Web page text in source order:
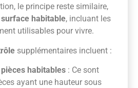
le principe reste similaire,
surface habitable, incluant les
utilisables pour vivre.
supplémentaires incluent :
habitables : Ce sont
ayant une hauteur sous